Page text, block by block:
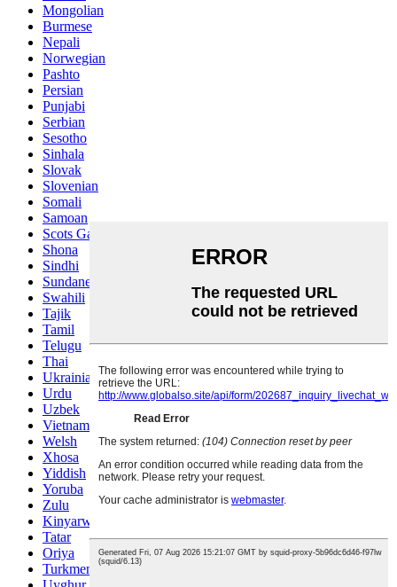
Mongolian
Burmese
Nepali
Norwegian
Pashto
Persian
Punjabi
Serbian
Sesotho
Sinhala
Slovak
Slovenian
Somali
Samoan
Scots Gaelic
Shona
Sindhi
Sundanese
Swahili
Tajik
Tamil
Telugu
Thai
Ukrainian
Urdu
Uzbek
Vietnamese
Welsh
Xhosa
Yiddish
Yoruba
Zulu
Kinyarwanda
Tatar
Oriya
Turkmen